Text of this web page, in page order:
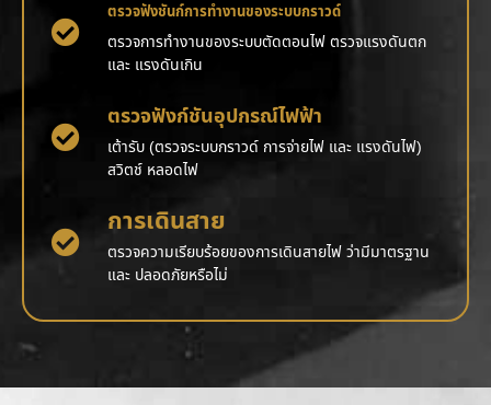
ตรวจฟังชันก์การทำงานของระบบกราวด์
ตรวจการทำงานของระบบตัดตอนไฟ ตรวจแรงดันตก
และ แรงดันเกิน
ตรวจฟังก์ชันอุปกรณ์ไฟฟ้า
เต้ารับ (ตรวจระบบกราวด์ การจ่ายไฟ และ แรงดันไฟ)
สวิตช์ หลอดไฟ
การเดินสาย
ตรวจความเรียบร้อยของการเดินสายไฟ ว่ามีมาตรฐาน
และ ปลอดภัยหรือไม่